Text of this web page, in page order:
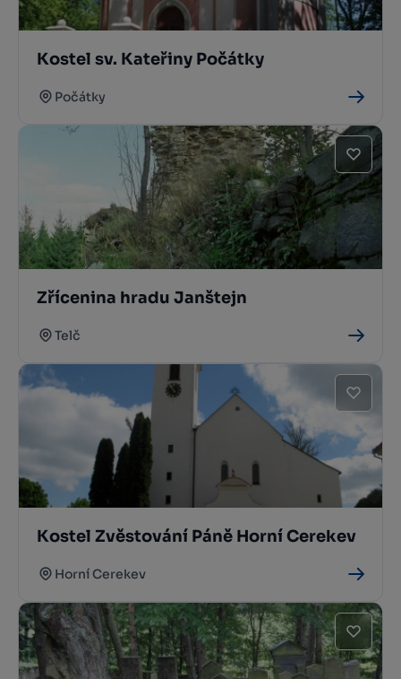
Kostel sv. Kateřiny Počátky
Počátky
Zřícenina hradu Janštejn
Telč
Kostel Zvěstování Páně Horní Cerekev
Horní Cerekev